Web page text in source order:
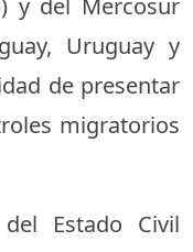
y del Mercosur
Uruguay y
de presentar
migratorios
Estado Civil